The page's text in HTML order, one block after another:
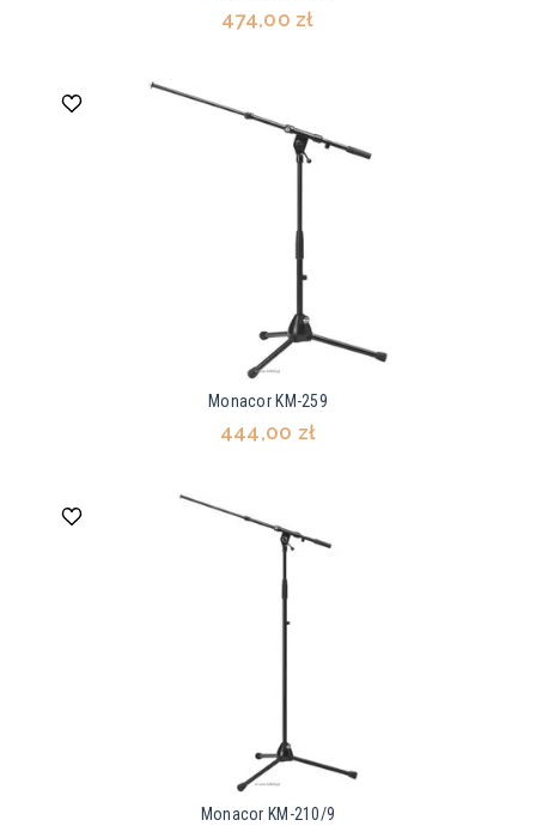
474,00 zł
Monacor KM-259
444,00 zł
Monacor KM-210/9